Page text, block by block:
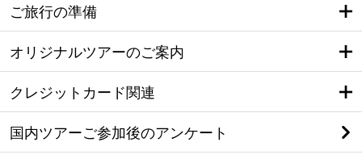
ご旅行の準備
オリジナルツアーのご案内
クレジットカード関連
国内ツアーご参加後のアンケート